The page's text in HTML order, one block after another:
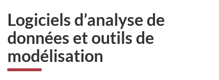
Logiciels d’analyse de
données et outils de
modélisation